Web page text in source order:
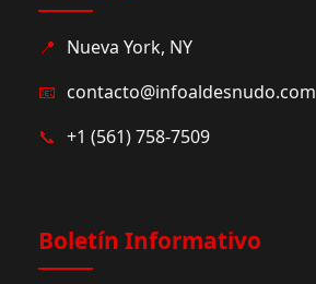
📍 Nueva York, NY
📧 contacto@infoaldesnudo.com
📞 +1 (561) 758-7509
Boletín Informativo